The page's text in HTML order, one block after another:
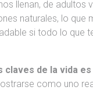
llenan, de
naturales, lo que
si todo lo que
claves de la vida
como uno